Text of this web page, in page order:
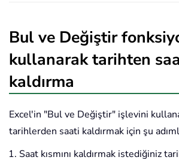
Bul ve Değiştir
kullanarak tarihten
kaldırma
Excel'in "Bul ve Değiştir" işlevini
tarihlerden saati kaldırmak için şu
Saat kısmını kaldırmak istediğiniz